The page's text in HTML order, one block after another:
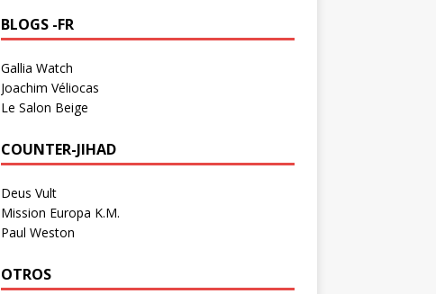
BLOGS -FR
Gallia Watch
Joachim Véliocas
Le Salon Beige
COUNTER-JIHAD
Deus Vult
Mission Europa K.M.
Paul Weston
OTROS